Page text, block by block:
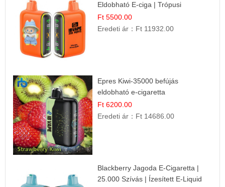
Eldobható E-ciga | Trópusi
Gyümölcs Élmény!
Ft 5500.00
Eredeti ár： Ft 11932.00
Epres Kiwi-35000 befújás
eldobható e-cigaretta
Ft 6200.00
Eredeti ár： Ft 14686.00
Blackberry Jagoda E-Cigaretta |
25.000 Szívás | Ízesített E-Liquid